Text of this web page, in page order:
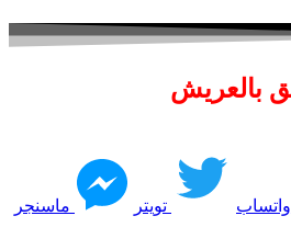
بالعريش
واتساب تويتر ماسنجر